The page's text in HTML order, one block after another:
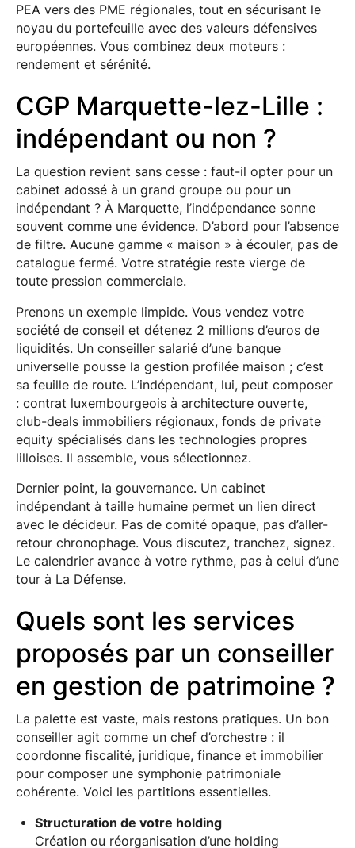
PEA vers des PME régionales, tout en sécurisant le
noyau du portefeuille avec des valeurs défensives
européennes. Vous combinez deux moteurs :
rendement et sérénité.
CGP Marquette-lez-Lille :
indépendant ou non ?
La question revient sans cesse : faut-il opter pour un
cabinet adossé à un grand groupe ou pour un
indépendant ? À Marquette, l’indépendance sonne
souvent comme une évidence. D’abord pour l’absence
de filtre. Aucune gamme « maison » à écouler, pas de
catalogue fermé. Votre stratégie reste vierge de
toute pression commerciale.
Prenons un exemple limpide. Vous vendez votre
société de conseil et détenez 2 millions d’euros de
liquidités. Un conseiller salarié d’une banque
universelle pousse la gestion profilée maison ; c’est
sa feuille de route. L’indépendant, lui, peut composer
: contrat luxembourgeois à architecture ouverte,
club-deals immobiliers régionaux, fonds de private
equity spécialisés dans les technologies propres
lilloises. Il assemble, vous sélectionnez.
Dernier point, la gouvernance. Un cabinet
indépendant à taille humaine permet un lien direct
avec le décideur. Pas de comité opaque, pas d’aller-
retour chronophage. Vous discutez, tranchez, signez.
Le calendrier avance à votre rythme, pas à celui d’une
tour à La Défense.
Quels sont les services
proposés par un conseiller
en gestion de patrimoine ?
La palette est vaste, mais restons pratiques. Un bon
conseiller agit comme un chef d’orchestre : il
coordonne fiscalité, juridique, finance et immobilier
pour composer une symphonie patrimoniale
cohérente. Voici les partitions essentielles.
Structuration de votre holding
Création ou réorganisation d’une holding